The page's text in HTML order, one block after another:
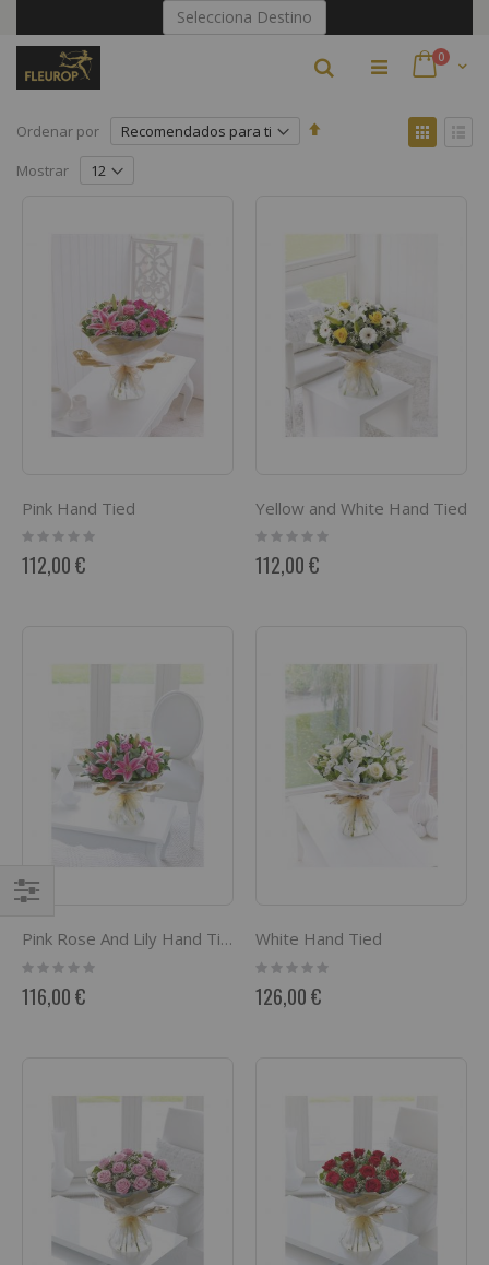
contenido
Selecciona Destino
Cart
0
Buscar
Ordenar por
Fijar
Mostrar
Pink Hand Tied
Rating:
0%
112,00 €
Yellow and White Hand Tied
Rating:
0%
112,00 €
Pink Rose And Lily Hand Tied
Rating:
0%
116,00 €
White Hand Tied
Rating:
0%
126,00 €
por